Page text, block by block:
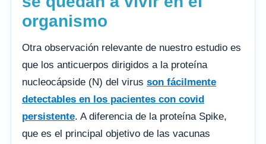
organismo
Otra observación relevante de nuestro estudio es
que los anticuerpos dirigidos a la proteína
nucleocápside (N) del virus son fácilmente
detectables en los pacientes con covid
persistente. A diferencia de la proteína Spike,
que es el principal objetivo de las vacunas